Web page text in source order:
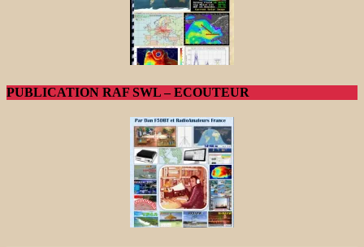
PUBLICATION RAF SWL – ECOUTEUR